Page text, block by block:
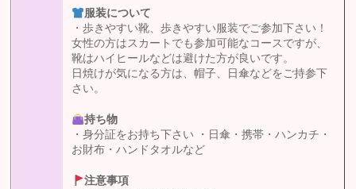
服装について
・歩きやすい靴、歩きやすい服装でご参加下さい！
女性の方はスカートでも参加可能なコースですが、
靴はハイヒールなどは避けた方が良いです。
日焼けが気になる方は、帽子、日傘などをご持参下
さい。
持ち物
・身分証をお持ち下さい ・日傘・携帯・ハンカチ・
お財布・ハンドタオルなど
注意事項